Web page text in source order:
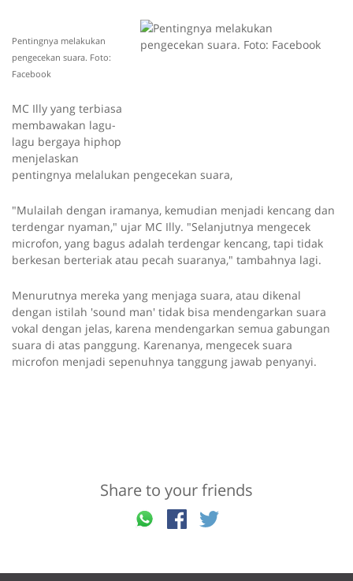
Pentingnya melakukan
pengecekan suara. Foto:
Facebook
MC Illy yang terbiasa
membawakan lagu-
lagu bergaya hiphop
menjelaskan
pentingnya melalukan pengecekan suara,
"Mulailah dengan iramanya, kemudian menjadi kencang dan
terdengar nyaman," ujar MC Illy. "Selanjutnya mengecek
microfon, yang bagus adalah terdengar kencang, tapi tidak
berkesan berteriak atau pecah suaranya," tambahnya lagi.
Menurutnya mereka yang menjaga suara, atau dikenal
dengan istilah 'sound man' tidak bisa mendengarkan suara
vokal dengan jelas, karena mendengarkan semua gabungan
suara di atas panggung. Karenanya, mengecek suara
microfon menjadi sepenuhnya tanggung jawab penyanyi.
Share to your friends